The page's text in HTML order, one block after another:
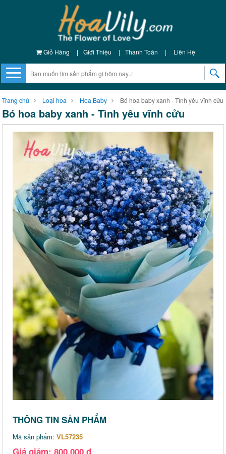
Giỏ Hàng | Giới Thiệu | Thanh Toán | Liên Hệ
Trang chủ Loại hoa Hoa Baby Bó hoa baby xanh - Tình yêu vĩnh cửu
Bó hoa baby xanh - Tình yêu vĩnh cửu
THÔNG TIN SẢN PHẨM
Mã sản phẩm: VL57235